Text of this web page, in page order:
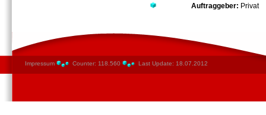
Auftraggeber: Privat
Impressum Counter: 118.560 Last Update: 18.07.2012